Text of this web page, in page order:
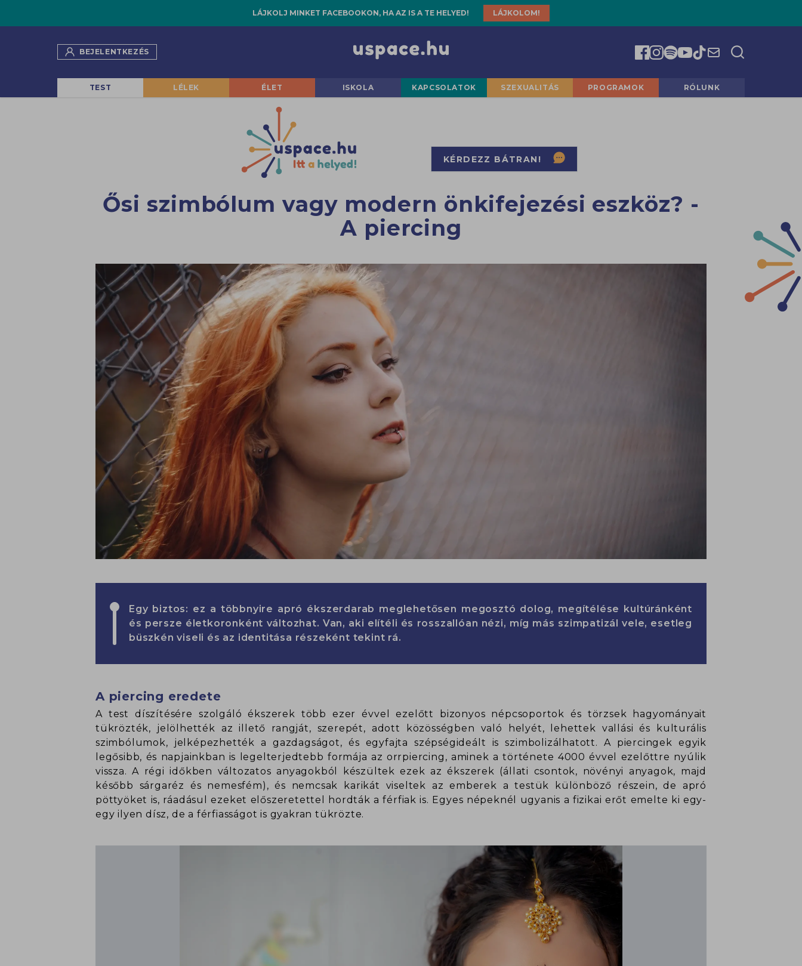
LÁJKOLJ MINKET FACEBOOKON, HA AZ IS A TE HELYED! LÁJKOLOM!
BEJELENTKEZÉS
TEST LÉLEK ÉLET ISKOLA KAPCSOLATOK SZEXUALITÁS PROGRAMOK RÓLUNK
KÉRDEZZ BÁTRAN!
Ősi szimbólum vagy modern önkifejezési eszköz? -
A piercing
Egy biztos: ez a többnyire apró ékszerdarab meglehetősen megosztó dolog, megítélése kultúránként
és persze életkoronként változhat. Van, aki elítéli és rosszallóan nézi, míg más szimpatizál vele, esetleg
büszkén viseli és az identitása részeként tekint rá.
A piercing eredete
A test díszítésére szolgáló ékszerek több ezer évvel ezelőtt bizonyos népcsoportok és törzsek hagyományait
tükrözték, jelölhették az illető rangját, szerepét, adott közösségben való helyét, lehettek vallási és kulturális
szimbólumok, jelképezhették a gazdagságot, és egyfajta szépségideált is szimbolizálhatott. A piercingek egyik
legősibb, és napjainkban is legelterjedtebb formája az orrpiercing, aminek a története 4000 évvel ezelőttre nyúlik
vissza. A régi időkben változatos anyagokból készültek ezek az ékszerek (állati csontok, növényi anyagok, majd
később sárgaréz és nemesfém), és nemcsak karikát viseltek az emberek a testük különböző részein, de apró
pöttyöket is, ráadásul ezeket előszeretettel hordták a férfiak is. Egyes népeknél ugyanis a fizikai erőt emelte ki egy-
egy ilyen dísz, de a férfiasságot is gyakran tükrözte.